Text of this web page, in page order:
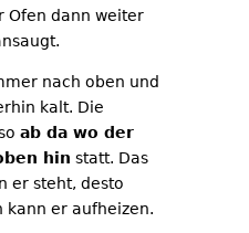
Ofen dann weiter
nach oben und
kalt. Die
ab da wo der
hin statt. Das
er steht, desto
kann er aufheizen.